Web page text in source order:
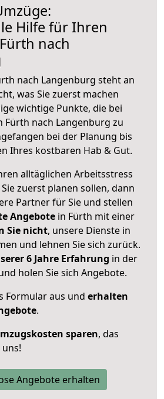
Hilfe für Ihren
nach
nach Langenburg steht an
was Sie zuerst machen
wichtige Punkte, die bei
Fürth nach Langenburg zu
bei der Planung bis
Ihres kostbaren Hab & Gut.
alltäglichen Arbeitsstress
zuerst planen sollen, dann
Partner für Sie und stellen
Angebote in Fürth mit einer
Sie nicht, unsere Dienste in
und lehnen Sie sich zurück.
6 Jahre Erfahrung in der
holen Sie sich Angebote.
Formular aus und erhalten
.
sparen, das
Angebote erhalten